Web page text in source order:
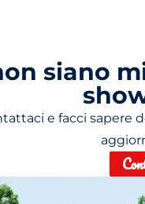
siano
e facci